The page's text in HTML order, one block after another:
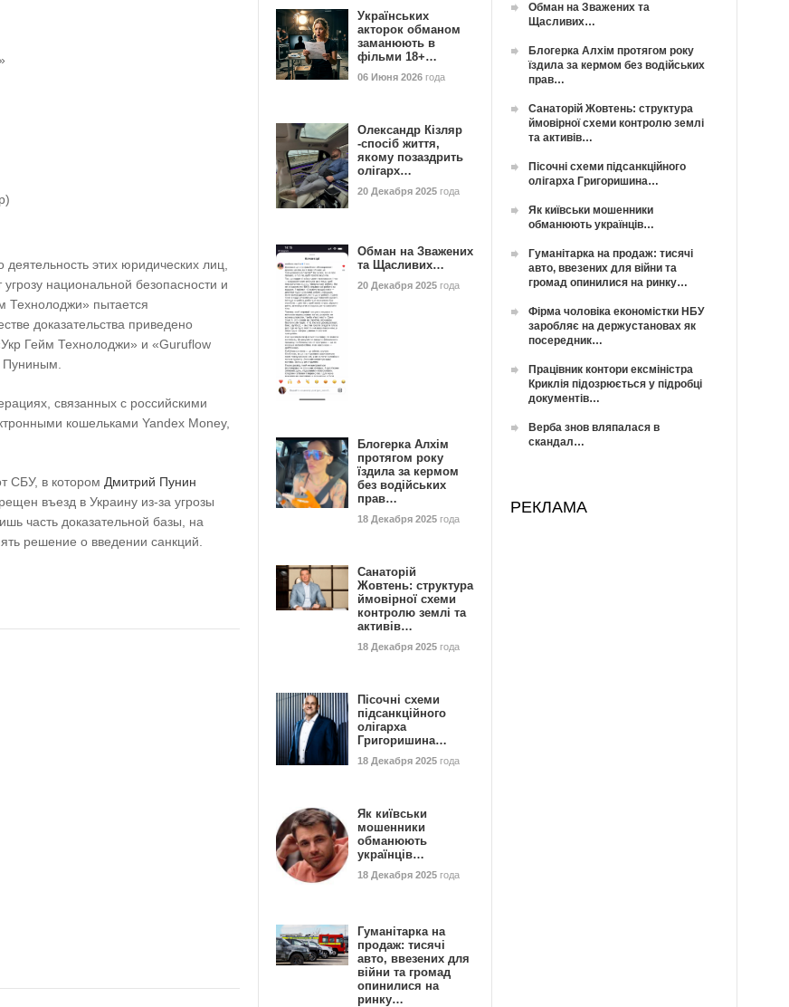
этих юридических лиц,
национальной безопасности и
Технолоджи» пытается
доказательства приведено
Гейм Технолоджи» и «Guruflow
Пуниным.
связанных с российскими
кошельками Yandex Money,
СБУ, в котором Дмитрий Пунин
въезд в Украину из-за угрозы
часть доказательной базы, на
решение о введении санкций.
Українських
акторок обманом
заманюють в
фільми 18+…
06 Июня 2026 года
Олександр Кізляр
-спосіб життя,
якому позаздрить
олігарх…
20 Декабря 2025 года
Обман на Зважених
та Щасливих…
20 Декабря 2025 года
Блогерка Алхім
протягом року
їздила за кермом
без водійських
прав…
18 Декабря 2025 года
Санаторій
Жовтень: структура
ймовірної схеми
контролю землі та
активів…
18 Декабря 2025 года
Пісочні схеми
підсанкційного
олігарха
Григоришина…
18 Декабря 2025 года
Як київськи
мошенники
обманюють
українців…
18 Декабря 2025 года
Гуманітарка на
продаж: тисячі
авто, ввезених для
війни та громад
опинилися на
ринку…
Обман на Зважених та
Щасливих…
Блогерка Алхім протягом року
їздила за кермом без водійських
прав…
Санаторій Жовтень: структура
ймовірної схеми контролю землі
та активів…
Пісочні схеми підсанкційного
олігарха Григоришина…
Як київськи мошенники
обманюють українців…
Гуманітарка на продаж: тисячі
авто, ввезених для війни та
громад опинилися на ринку…
Фірма чоловіка економістки НБУ
заробляє на держустановах як
посередник…
Працівник контори ексміністра
Криклія підозрюється у підробці
документів…
Верба знов вляпалася в
скандал…
РЕКЛАМА